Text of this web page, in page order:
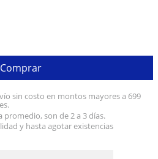
Comprar
sin costo en montos mayores a 699
son de 2 a 3 días.
y hasta agotar existencias